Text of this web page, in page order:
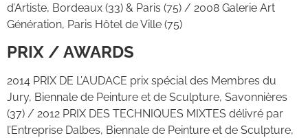
d’Artiste, Bordeaux (33) & Paris (75) / 2008 Galerie Art
Génération, Paris Hôtel de Ville (75)
PRIX / AWARDS
2014 PRIX DE L’AUDACE prix spécial des Membres du
Jury, Biennale de Peinture et de Sculpture, Savonnières
(37) / 2012 PRIX DES TECHNIQUES MIXTES délivré par
l’Entreprise Dalbes, Biennale de Peinture et de Sculpture,